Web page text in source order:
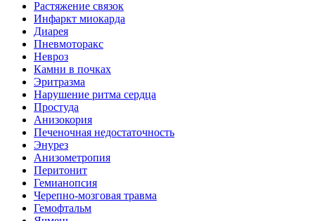
Растяжение связок
Инфаркт миокарда
Диарея
Пневмоторакс
Невроз
Камни в почках
Эритразма
Нарушение ритма сердца
Простуда
Анизокория
Печеночная недостаточность
Энурез
Анизометропия
Перитонит
Гемианопсия
Черепно-мозговая травма
Гемофтальм